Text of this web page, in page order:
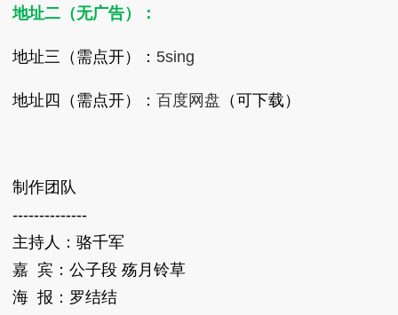
地址二（无广告）：
地址三（需点开）： 5sing
地址四（需点开）：百度网盘 （可下载）
制作团队
--------------
主持人：骆千军
嘉 宾：公子段 殇月铃草
海 报：罗结结